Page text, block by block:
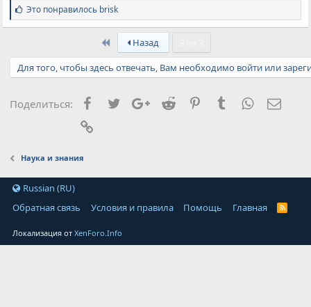
С
и
м
т
и
Это понравилось brisk
First Назад
Для того, чтобы здесь отвечать, Вам необходимо войти или
Поделиться: Facebook
TwitterGoogle+
Reddit PinterestTumblrWhatsApp
Наука и знания
Russian (RU)
Обратная связь
Условия и правила Помощь Главная
Локализация отXenForo.Info